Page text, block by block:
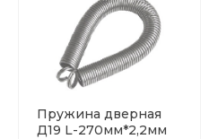
Пружина дверная
Д19 L-270мм*2,2мм